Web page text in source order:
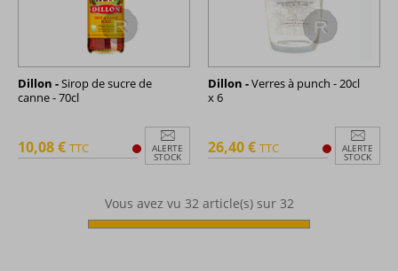
Dillon -Sirop de sucre de
canne - 70cl
ALERTE
STOCK
10,08 € TTC
Dillon -Verres à punch - 20cl
x 6
ALERTE
STOCK
26,40 € TTC
Vous avez vu 32 article(s) sur 32